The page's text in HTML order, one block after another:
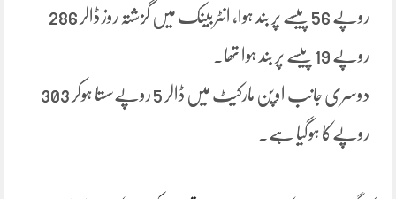
روپے 56 پیسے پر بند ہوا، انٹربینک میں گزشتہ روز ڈالر 286
روپے 19 پیسے پر بند ہوا تھا۔
دوسری جانب اوپن مارکیٹ میں ڈالر 5 روپےسستا ہوکر 303
روپےکا ہوگیا ہے۔